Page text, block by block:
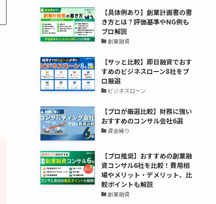
【具体例あり】創業計画書の書
き方とは？評価基準やNG例も
プロ解説
創業融資
【サッと比較】即日融資でおす
すめのビジネスローン8社をプ
ロ厳選
ビジネスローン
【プロが厳選比較】財務に強い
おすすめのコンサル会社6選
資金繰り
【プロ推奨】おすすめの創業融
資コンサル6社を比較！費用相
場やメリット・デメリット、比
較ポイントも解説
創業融資